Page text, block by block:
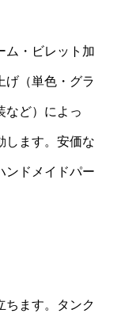
ム・ビレット加
げ（単色・グラ
など）によっ
します。安価な
ンドメイドパー
ちます。タンク